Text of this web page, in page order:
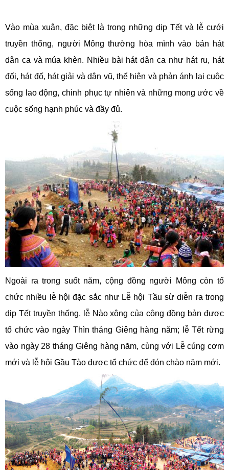
Vào mùa xuân, đặc biệt là trong những dịp Tết và lễ cưới
truyền thống, người Mông thường hòa mình vào bản hát
dân ca và múa khèn. Nhiều bài hát dân ca như hát ru, hát
đối, hát đố, hát giải và dân vũ, thể hiện và phản ánh lại cuộc
sống lao động, chinh phục tự nhiên và những mong ước về
cuộc sống hạnh phúc và đầy đủ.
Ngoài ra trong suốt năm, cộng đồng người Mông còn tổ
chức nhiều lễ hội đặc sắc như Lễ hội Tầu sừ diễn ra trong
dịp Tết truyền thống, lễ Nào xông của cộng đồng bản được
tổ chức vào ngày Thìn tháng Giêng hàng năm; lễ Tết rừng
vào ngày 28 tháng Giêng hàng năm, cùng với Lễ cúng cơm
mới và lễ hội Gầu Tào được tổ chức để đón chào năm mới.